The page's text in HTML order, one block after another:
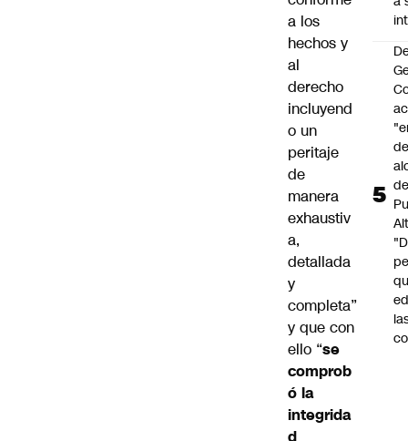
a los
hechos y
al
derecho
incluyend
o un
peritaje
de
manera
exhaustiv
a,
detallada
y
completa”
y que con
ello “se
comprob
ó la
integrida
d
de